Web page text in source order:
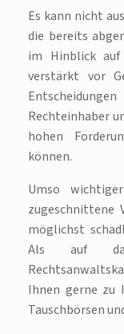
Es kann nicht
die bereits
im Hinblick
verstärkt vor
Rechteinhaber
hohen
können.
Umso
zugeschnittene
möglichst
Als auf das
Ihnen gerne zu
Tauschbörsen